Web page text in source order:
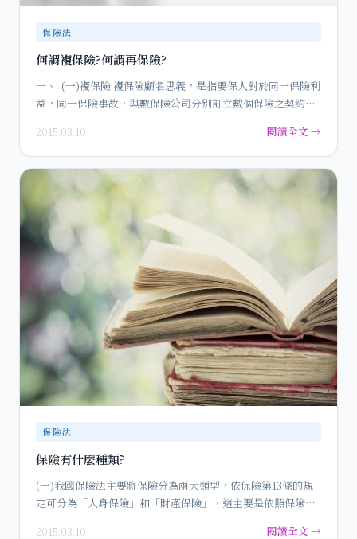
保險法
何謂複保險?何謂再保險?
一、 (一)複保險 複保險顧名思義，是指要保人對於同一保險利
益，同一保險事故，與數保險公司分別訂立數個保險之契約行
2015.03.10 閱讀全文 →
保險法
保險有什麼種類?
(一)我國保險法主要將保險分為兩大類型，依保險第13條的規
定可分為「人身保險」和「財產保險」，這主要是依照保險標
2015.03.10 閱讀全文 →